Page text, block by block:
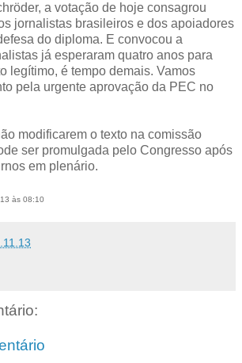
a votação de hoje consagrou
jornalistas brasileiros e dos apoiadores
do diploma. E convocou a
já esperaram quatro anos para
legítimo, é tempo demais. Vamos
pela urgente aprovação da PEC no
modificarem o texto na comissão
ser promulgada pelo Congresso após
em plenário.
às 08:10